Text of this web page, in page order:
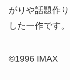
がりや話題作
した一作です。
©1996 IMAX